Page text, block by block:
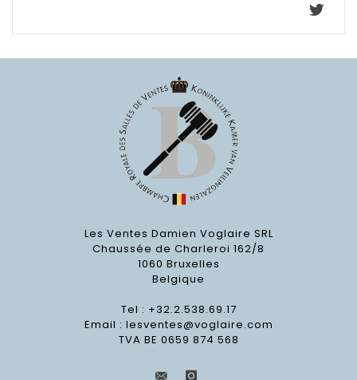
Les Ventes Damien Voglaire SRL
Chaussée de Charleroi 162/8
1060 Bruxelles
Belgique
Tel : +32.2.538.69.17
Email : lesventes@voglaire.com
TVA BE 0659 874 568